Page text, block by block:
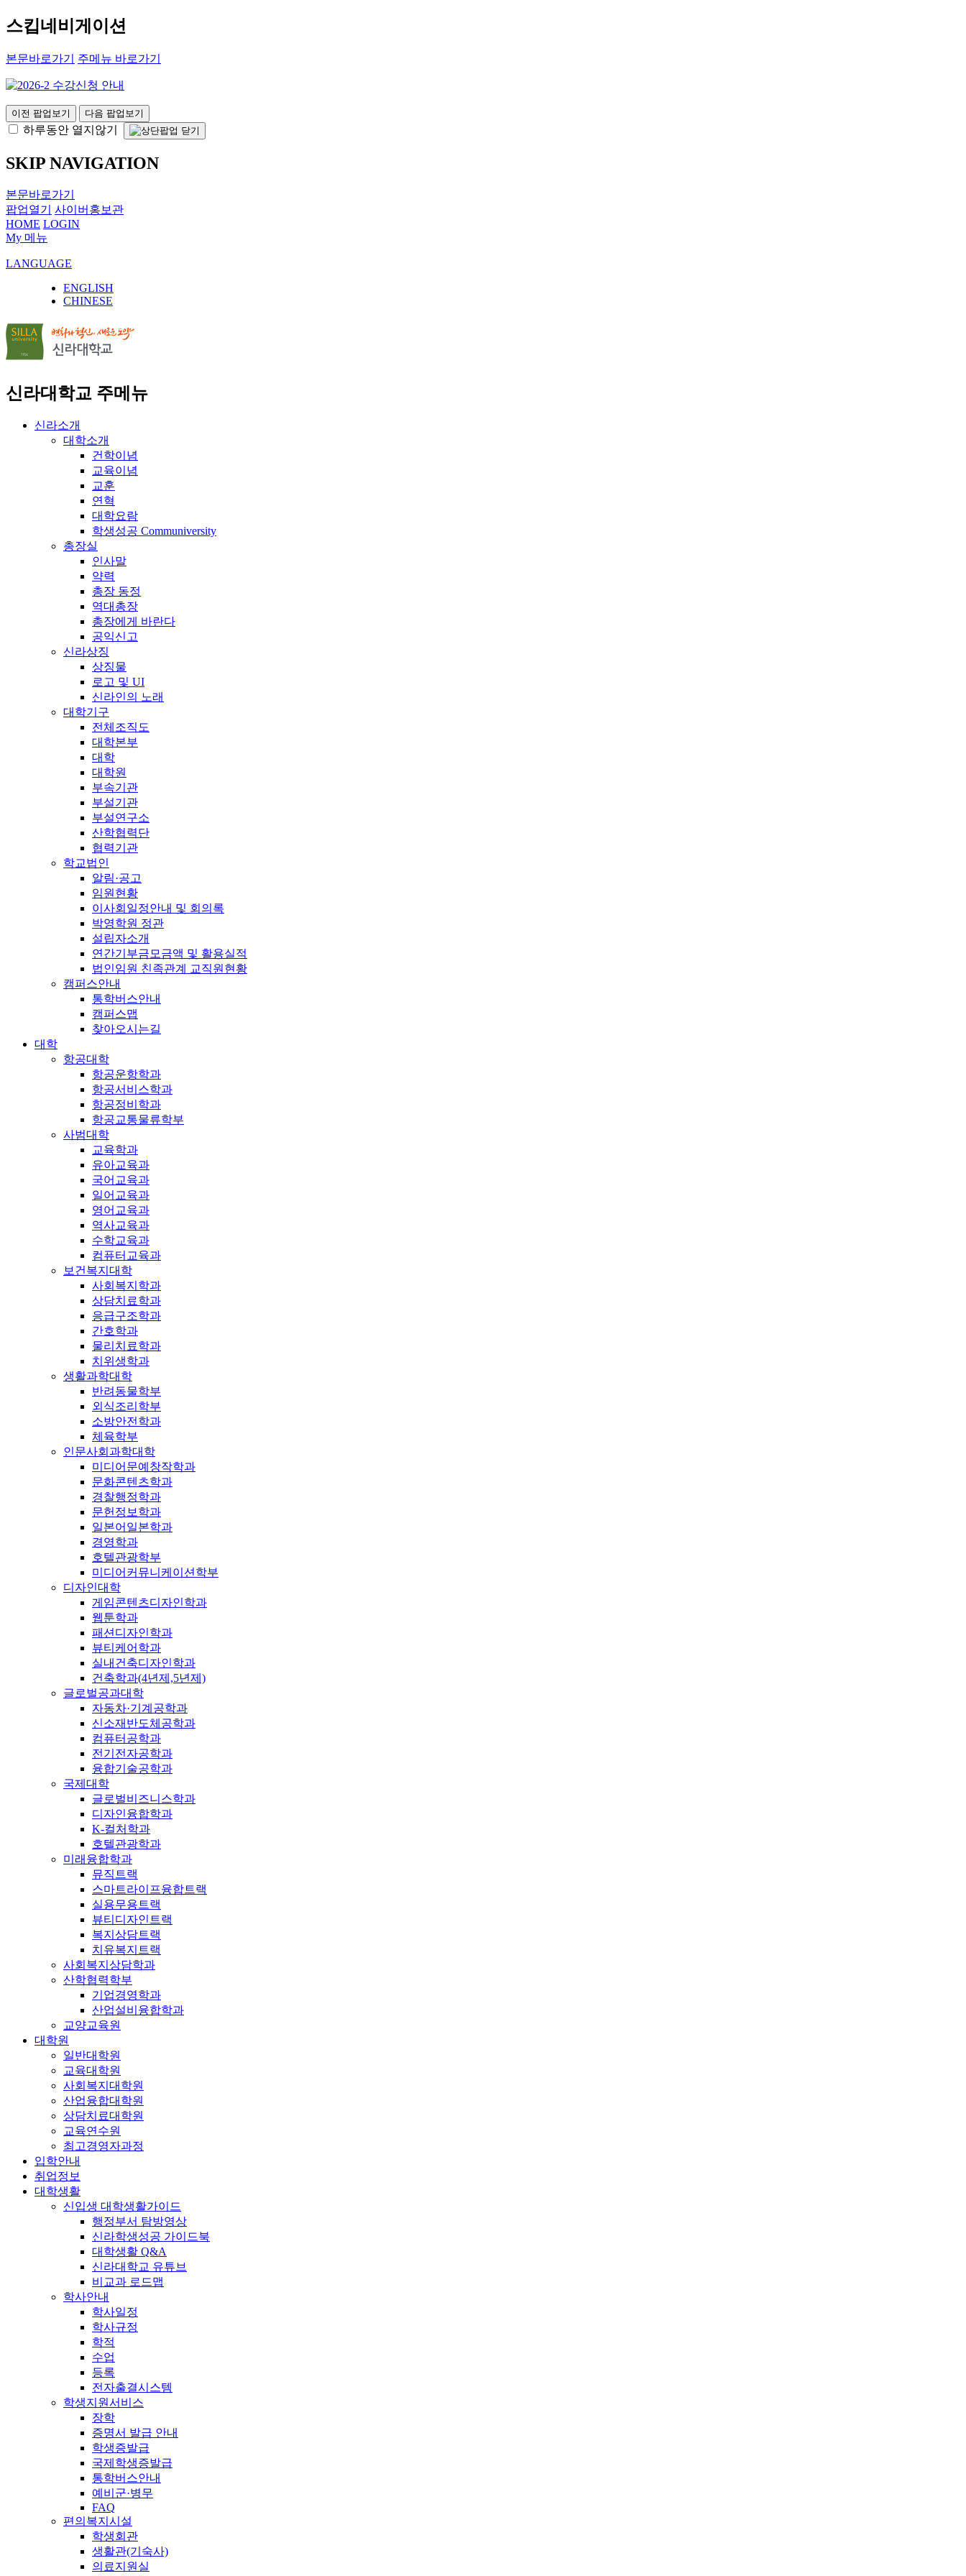
스킵네비게이션
본문바로가기 주메뉴 바로가기
이전 팝업보기 다음 팝업보기
하루동안 열지않기
SKIP NAVIGATION
본문바로가기
팝업열기
사이버홍보관
HOME LOGIN
My 메뉴
LANGUAGE
ENGLISH
CHINESE
신라대학교 주메뉴
신라소개
대학소개
건학이념
교육이념
교훈
연혁
대학요람
학생성공 Communiversity
총장실
인사말
약력
총장 동정
역대총장
총장에게 바란다
공익신고
신라상징
상징물
로고 및 UI
신라인의 노래
대학기구
전체조직도
대학본부
대학
대학원
부속기관
부설기관
부설연구소
산학협력단
협력기관
학교법인
알림·공고
임원현황
이사회일정안내 및 회의록
박영학원 정관
설립자소개
연간기부금모금액 및 활용실적
법인임원 친족관계 교직원현황
캠퍼스안내
통학버스안내
캠퍼스맵
찾아오시는길
대학
항공대학
항공운항학과
항공서비스학과
항공정비학과
항공교통물류학부
사범대학
교육학과
유아교육과
국어교육과
일어교육과
영어교육과
역사교육과
수학교육과
컴퓨터교육과
보건복지대학
사회복지학과
상담치료학과
응급구조학과
간호학과
물리치료학과
치위생학과
생활과학대학
반려동물학부
외식조리학부
소방안전학과
체육학부
인문사회과학대학
미디어문예창작학과
문화콘텐츠학과
경찰행정학과
문헌정보학과
일본어일본학과
경영학과
호텔관광학부
미디어커뮤니케이션학부
디자인대학
게임콘텐츠디자인학과
웹툰학과
패션디자인학과
뷰티케어학과
실내건축디자인학과
건축학과(4년제,5년제)
글로벌공과대학
자동차·기계공학과
신소재반도체공학과
컴퓨터공학과
전기전자공학과
융합기술공학과
국제대학
글로벌비즈니스학과
디자인융합학과
K-컬처학과
호텔관광학과
미래융합학과
뮤직트랙
스마트라이프융합트랙
실용무용트랙
뷰티디자인트랙
복지상담트랙
치유복지트랙
사회복지상담학과
산학협력학부
기업경영학과
산업설비융합학과
교양교육원
대학원
일반대학원
교육대학원
사회복지대학원
산업융합대학원
상담치료대학원
교육연수원
최고경영자과정
입학안내
취업정보
대학생활
신입생 대학생활가이드
행정부서 탐방영상
신라학생성공 가이드북
대학생활 Q&A
신라대학교 유튜브
비교과 로드맵
학사안내
학사일정
학사규정
학적
수업
등록
전자출결시스템
학생지원서비스
장학
증명서 발급 안내
학생증발급
국제학생증발급
통학버스안내
예비군·병무
FAQ
편의복지시설
학생회관
생활관(기숙사)
의료지원실